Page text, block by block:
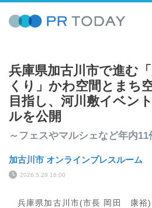
兵庫県加古川市で進む
くり」かわ空間とまち
目指し、河川敷イベン
ルを公開
～フェスやマルシェなど年内11
加古川市 オンラインプレスルーム
2026.5.28 16:00
兵庫県加古川市(市長 岡田 康裕)